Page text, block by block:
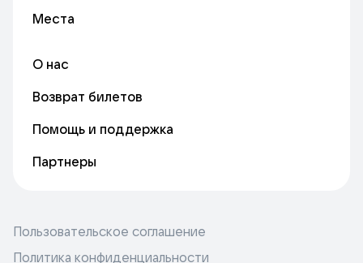
Места
О нас
Возврат билетов
Помощь и поддержка
Партнеры
Пользовательское соглашение
Политика конфиденциальности